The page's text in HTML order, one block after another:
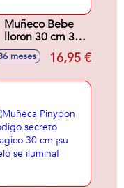
Muñeco Bebe
lloron 30 cm 3
sdos. (Exp. 9
unds)
meses 16,95 €